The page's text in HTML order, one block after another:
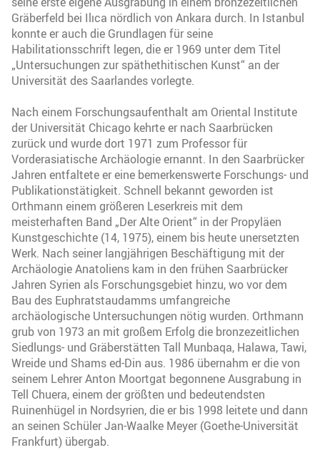
Gräberfeld bei Ilıca nördlich von Ankara durch. In Istanbul
konnte er auch die Grundlagen für seine
Habilitationsschrift legen, die er 1969 unter dem Titel
„Untersuchungen zur späthethitischen Kunst“ an der
Universität des Saarlandes vorlegte.
Nach einem Forschungsaufenthalt am Oriental Institute
der Universität Chicago kehrte er nach Saarbrücken
zurück und wurde dort 1971 zum Professor für
Vorderasiatische Archäologie ernannt. In den Saarbrücker
Jahren entfaltete er eine bemerkenswerte Forschungs- und
Publikationstätigkeit. Schnell bekannt geworden ist
Orthmann einem größeren Leserkreis mit dem
meisterhaften Band „Der Alte Orient“ in der Propyläen
Kunstgeschichte (14, 1975), einem bis heute unersetzten
Werk. Nach seiner langjährigen Beschäftigung mit der
Archäologie Anatoliens kam in den frühen Saarbrücker
Jahren Syrien als Forschungsgebiet hinzu, wo vor dem
Bau des Euphratstaudamms umfangreiche
archäologische Untersuchungen nötig wurden. Orthmann
grub von 1973 an mit großem Erfolg die bronzezeitlichen
Siedlungs- und Gräberstätten Tall Munbaqa, Halawa, Tawi,
Wreide und Shams ed-Din aus. 1986 übernahm er die von
seinem Lehrer Anton Moortgat begonnene Ausgrabung in
Tell Chuera, einem der größten und bedeutendsten
Ruinenhügel in Nordsyrien, die er bis 1998 leitete und dann
an seinen Schüler Jan-Waalke Meyer (Goethe-Universität
Frankfurt) übergab.